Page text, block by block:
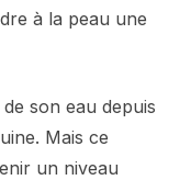
à la peau une
son eau depuis
Mais ce
un niveau